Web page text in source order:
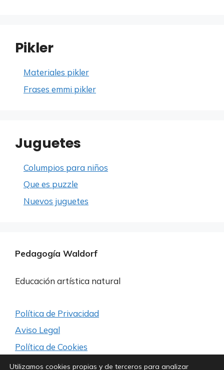
Pikler
Materiales pikler
Frases emmi pikler
Juguetes
Columpios para niños
Que es puzzle
Nuevos juguetes
Pedagogía Waldorf
Educación artística natural
Política de Privacidad
Aviso Legal
Política de Cookies
Utilizamos cookies propias y de terceros para analizar